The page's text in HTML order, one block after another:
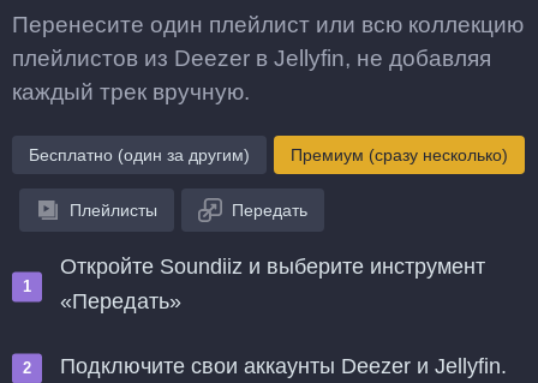
Перенесите один плейлист или всю коллекцию
плейлистов из Deezer в Jellyfin, не добавляя
каждый трек вручную.
Бесплатно (один за другим) Премиум (сразу несколько)
Плейлисты Передать
Откройте Soundiiz и выберите инструмент
«Передать»
Подключите свои аккаунты Deezer и Jellyfin.